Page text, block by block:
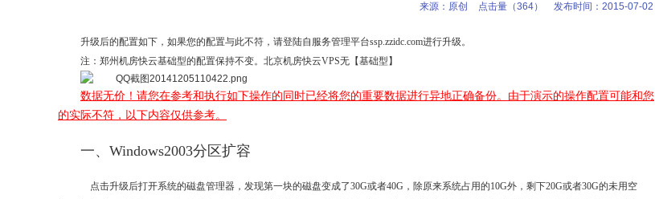
来源：原创 点击量（364） 发布时间：2015-07-02
升级后的配置如下，如果您的配置与此不符，请登陆自服务管理平台ssp.zzidc.com进行升级。
注：郑州机房快云基础型的配置保持不变。北京机房快云VPS无【基础型】
数据无价！请您在参考和执行如下操作的同时已经将您的重要数据进行异地正确备份。由于演示的操作配置可能和您
的实际不符，以下内容仅供参考。
一、Windows2003分区扩容
点击升级后打开系统的磁盘管理器，发现第一块的磁盘变成了30G或者40G，除原来系统占用的10G外，剩下20G或者30G的未用空